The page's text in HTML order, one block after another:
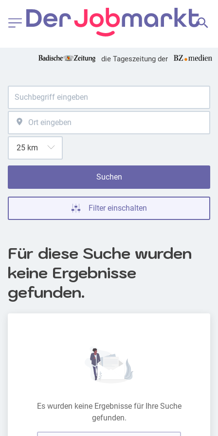
die Tageszeitung der
Suchen
Filter einschalten
Für diese Suche wurden
keine Ergebnisse
gefunden.
Es wurden keine Ergebnisse für Ihre Suche
gefunden.